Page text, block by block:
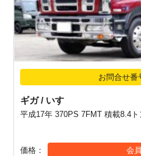
お問合せ番
ギガ / いすゞ
平成17年 370PS 7FMT 積載8.4
価格 会